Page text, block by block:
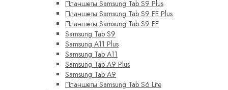
Планшеты Samsung Tab S9 Plus
Планшеты Samsung Tab S9 FE Plus
Планшеты Samsung Tab S9 FE
Samsung Tab S9
Samsung A11 Plus
Samsung Tab A11
Samsung Tab A9 Plus
Samsung Tab A9
Планшеты Samsung Tab S6 Lite